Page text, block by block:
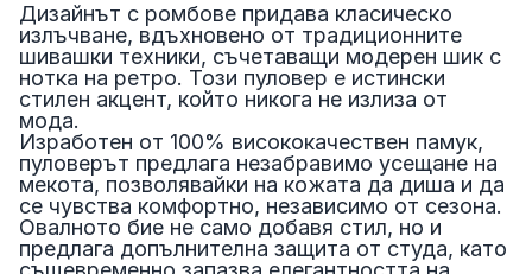
Дизайнът с ромбове придава класическо
излъчване, вдъхновено от традиционните
шивашки техники, съчетаващи модерен шик с
нотка на ретро. Този пуловер е истински
стилен акцент, който никога не излиза от
мода.
Изработен от 100% висококачествен памук,
пуловерът предлага незабравимо усещане на
мекота, позволявайки на кожата да диша и да
се чувства комфортно, независимо от сезона.
Овалното бие не само добавя стил, но и
предлага допълнителна защита от студа, като